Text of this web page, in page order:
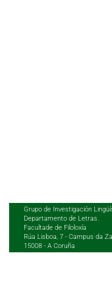
Grupo de Investigación
Departamento de Letras.
Facultade de Filoloxía
Rúa Lisboa, 7 - Campus da
15008 - A Coruña